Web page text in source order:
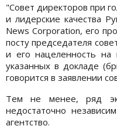
"Совет директоров при
и лидерские качества
News Corporation, его
посту председателя
и его нацеленность на
указанных в докладе
говорится в заявлении
Тем не менее, ряд
недостаточно
агентство.